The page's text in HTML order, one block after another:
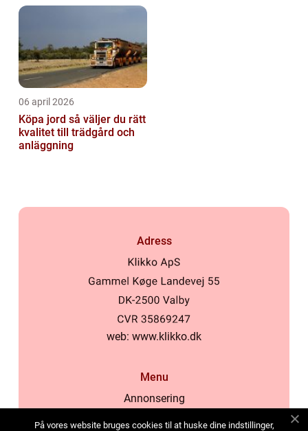
06 april 2026
Köpa jord så väljer du rätt
kvalitet till trädgård och
anläggning
Adress
web: www.klikko.dk
Menu
Annonsering
På vores website bruges cookies til at huske dine indstillinger,